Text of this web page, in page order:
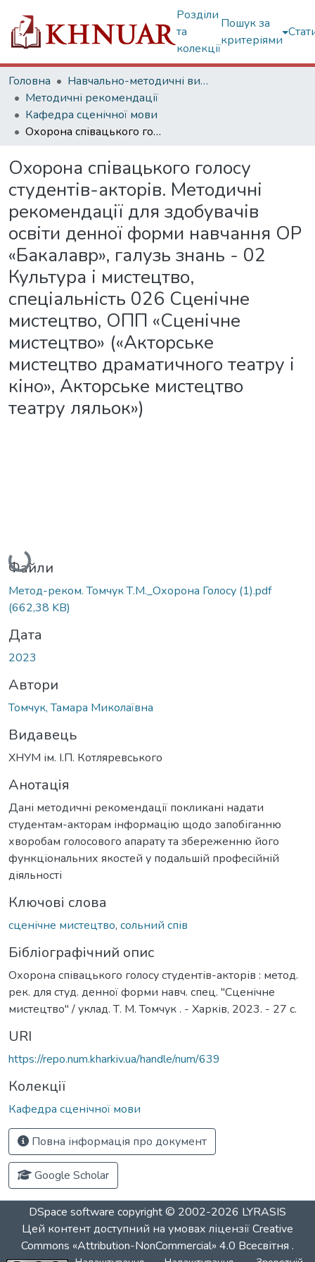
Розділи
та
колекції
Пошук за
критеріями
Головна
Навчально-методичні видання
Методичні рекомендації
Кафедра сценічної мови
Охорона співацького голосу студентів-акторів. Методичні рекомендації для здобувачів освіти денної форми навчання ОР «Бакалавр», галузь знань - 02 Культура і мистецтво, спеціальність 026 Сценічне мистецтво, ОПП «Сценічне мистецтво» («Акторське мистецтво драматичного театру і кіно», Акторське мистецтво театру ляльок»)
Охорона співацького голосу
студентів-акторів. Методичні
рекомендації для здобувачів
освіти денної форми навчання ОР
«Бакалавр», галузь знань - 02
Культура і мистецтво,
спеціальність 026 Сценічне
мистецтво, ОПП «Сценічне
мистецтво» («Акторське
мистецтво драматичного театру і
кіно», Акторське мистецтво
театру ляльок»)
Вантажиться...
Файли
Метод-реком. Томчук Т.М._Охорона Голосу (1).pdf
(662,38 KB)
Дата
2023
Автори
Томчук, Тамара Миколаївна
Видавець
ХНУМ ім. І.П. Котляревського
Анотація
Дані методичні рекомендації покликані надати
студентам-акторам інформацію щодо запобіганню
хворобам голосового апарату та збереженню його
функціональних якостей у подальшій професійній
діяльності
Ключові слова
сценічне мистецтво, сольний спів
Бібліографічний опис
Охорона співацького голосу студентів-акторів : метод.
рек. для студ. денної форми навч. спец. "Сценічне
мистецтво" / уклад. Т. М. Томчук . - Харків, 2023. - 27 с.
URI
https://repo.num.kharkiv.ua/handle/num/639
Колекції
Кафедра сценічної мови
Повна інформація про документ
Google Scholar
DSpace software copyright © 2002-2026 LYRASIS
Цей контент доступний на умовах ліцензіїCreative
Commons «Attribution-NonCommercial» 4.0 Всесвітня .